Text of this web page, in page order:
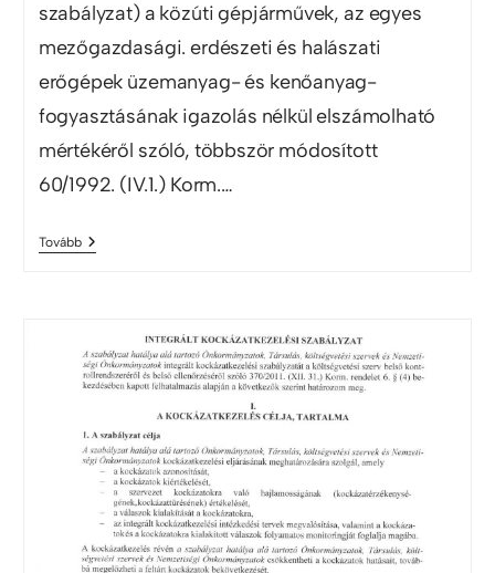
szabályzat) a közúti gépjárművek, az egyes
mezőgazdasági. erdészeti és halászati
erőgépek üzemanyag- és kenőanyag-
fogyasztásának igazolás nélkül elszámolható
mértékéről szóló, többször módosított
60/1992. (IV.1.) Korm.…
Tovább